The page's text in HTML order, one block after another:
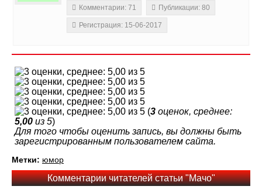
Комментарии: 71
Публикации: 80
Регистрация: 15-06-2017
(3 оценок, среднее:
5,00 из 5)
Для того чтобы оценить запись, вы должны быть
зарегистрированным пользователем сайта.
Метки: юмор
Комментарии читателей статьи "Мачо"